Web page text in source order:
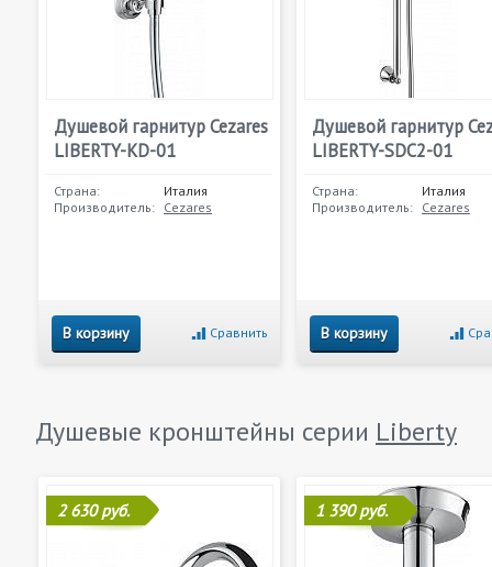
Душевой гарнитур Cezares
LIBERTY-KD-01
Страна:
Италия
Производитель: Cezares
В корзину Сравнить
Душевой гарнитур
LIBERTY-SDC2-01
Страна:
Италия
Производитель: Cezares
В корзину
Душевые кронштейны серии Liberty
2 630 руб. 1 390 руб.